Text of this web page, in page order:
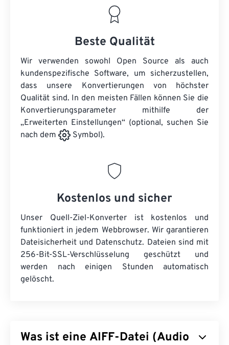
Beste Qualität
Wir verwenden sowohl Open Source als auch
kundenspezifische Software, um sicherzustellen,
dass unsere Konvertierungen von höchster
Qualität sind. In den meisten Fällen können Sie die
Konvertierungsparameter mithilfe der
„Erweiterten Einstellungen“ (optional, suchen Sie
nach dem
Symbol).
Kostenlos und sicher
Unser Quell-Ziel-Konverter ist kostenlos und
funktioniert in jedem Webbrowser. Wir garantieren
Dateisicherheit und Datenschutz. Dateien sind mit
256-Bit-SSL-Verschlüsselung geschützt und
werden nach einigen Stunden automatisch
gelöscht.
Was ist eine AIFF-Datei (Audio